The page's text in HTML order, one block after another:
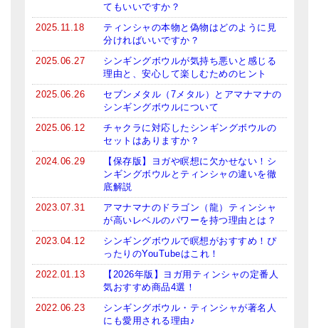
てもいいですか？
2025.11.18
ティンシャの本物と偽物はどのように見
分ければいいですか？
2025.06.27
シンギングボウルが気持ち悪いと感じる
理由と、安心して楽しむためのヒント
2025.06.26
セブンメタル（7メタル）とアマナマナの
シンギングボウルについて
2025.06.12
チャクラに対応したシンギングボウルの
セットはありますか？
2024.06.29
【保存版】ヨガや瞑想に欠かせない！シ
ンギングボウルとティンシャの違いを徹
底解説
2023.07.31
アマナマナのドラゴン（龍）ティンシャ
が高いレベルのパワーを持つ理由とは？
2023.04.12
シンギングボウルで瞑想がおすすめ！ぴ
ったりのYouTubeはこれ！
2022.01.13
【2026年版】ヨガ用ティンシャの定番人
気おすすめ商品4選！
2022.06.23
シンギングボウル・ティンシャが著名人
にも愛用される理由♪